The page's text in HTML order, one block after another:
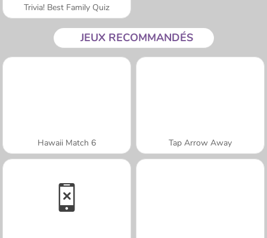
Trivia! Best Family Quiz
JEUX RECOMMANDÉS
Hawaii Match 6 Tap Arrow Away